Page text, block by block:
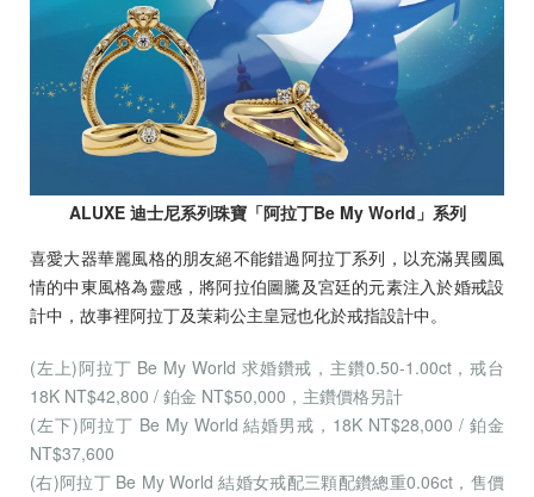
ALUXE 迪士尼系列珠寶「阿拉丁Be My World」系列
喜愛大器華麗風格的朋友絕不能錯過阿拉丁系列，以充滿異國風
情的中東風格為靈感，將阿拉伯圖騰及宮廷的元素注入於婚戒設
計中，故事裡阿拉丁及茉莉公主皇冠也化於戒指設計中。
(左上)阿拉丁 Be My World 求婚鑽戒，主鑽0.50-1.00ct，戒台
18K NT$42,800 / 鉑金 NT$50,000，主鑽價格另計
(左下)阿拉丁 Be My World 結婚男戒，18K NT$28,000 / 鉑金
NT$37,600
(右)阿拉丁 Be My World 結婚女戒配三顆配鑽總重0.06ct，售價